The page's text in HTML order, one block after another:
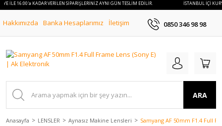
İLE 16:00'a KADAR VERİLEN SİPARİŞLERİNİZ AYNI GÜN TESLİM EDİLİR. İSTANBUL İÇİ
Hakkımızda Banka Hesaplarımız İletişim 0850 346 98 98
ARA
Anasayfa LENSLER Aynasız Makine Lensleri Samyang AF 50mm F1.4 Full